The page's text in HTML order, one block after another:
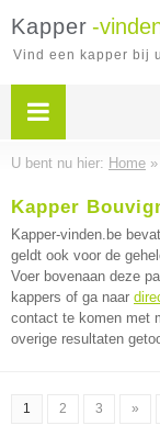
Kapper -
Vind een kapper bij
U bent nu hier: Home »
Kapper
Kapper-vinden.be
geldt ook voor de
Voer bovenaan deze
kappers of ga naar
contact te komen met
overige resultaten
1 2 3 »